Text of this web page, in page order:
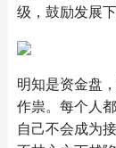
级，鼓励发展
明知是资金盘
作祟。每个人
自己不会成为